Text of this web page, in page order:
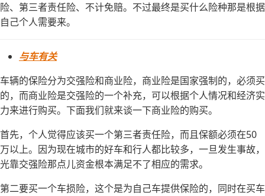
险、第三者责任险、不计免赔。不过最终是买什么险种那是根据
自己个人需要来。
与车有关
车辆的保险分为交强险和商业险，商业险是国家强制的，必须买
的，而商业险是交强险的一个补充，可以根据个人情况和经济实
力来进行购买。下面我们就来谈一下商业险的购买。
首先，个人觉得应该买一个第三者责任险，而且保额必须在50
万以上。因为现在城市的好车和行人都比较多，一旦发生事故，
光靠交强险那点儿资金根本满足不了相应的需求。
第二要买一个车损险，这个是为自己车提供保险的，同时在买车